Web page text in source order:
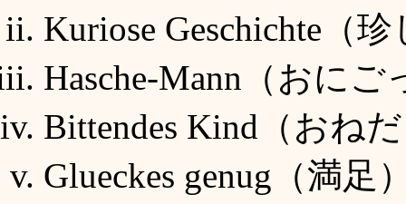
Kuriose Geschichte（
Hasche-Mann（おにご
Bittendes Kind（おね
Glueckes genug（満足